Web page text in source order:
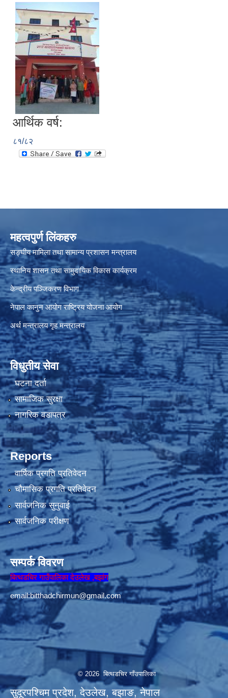
आर्थिक वर्ष:
८१/८२
महत्वपुर्ण लिंकहरु
सङ्घीय मामिला तथा सामान्य प्रशासन मन्त्रालय
स्थानिय शासन तथा सामुदायिक विकास कार्यक्रम
केन्द्रीय पञ्जिकरण विभाग
नेपाल कानुन आयोग राष्ट्रिय योजना आयोग
अर्थ मन्त्रालय गृह मन्त्रालय
विधुतीय सेवा
घटना दर्ता
सामाजिक सुरक्षा
नागरिक वडापत्र
Reports
वार्षिक प्रगति प्रतिवेदन
चौमासिक प्रगति प्रतिवेदन
सार्वजनिक सुनुवाई
सार्वजनिक परीक्षण
सम्पर्क विवरण
बित्थडचिर गाउँपालिका देउलेख ,बझांग
email:bitthadchirmun@gmail.com
© 2026 बित्थडचिर गाँउपालिका
सुदूरपश्चिम प्रदेश, देउलेख, बझाङ, नेपाल